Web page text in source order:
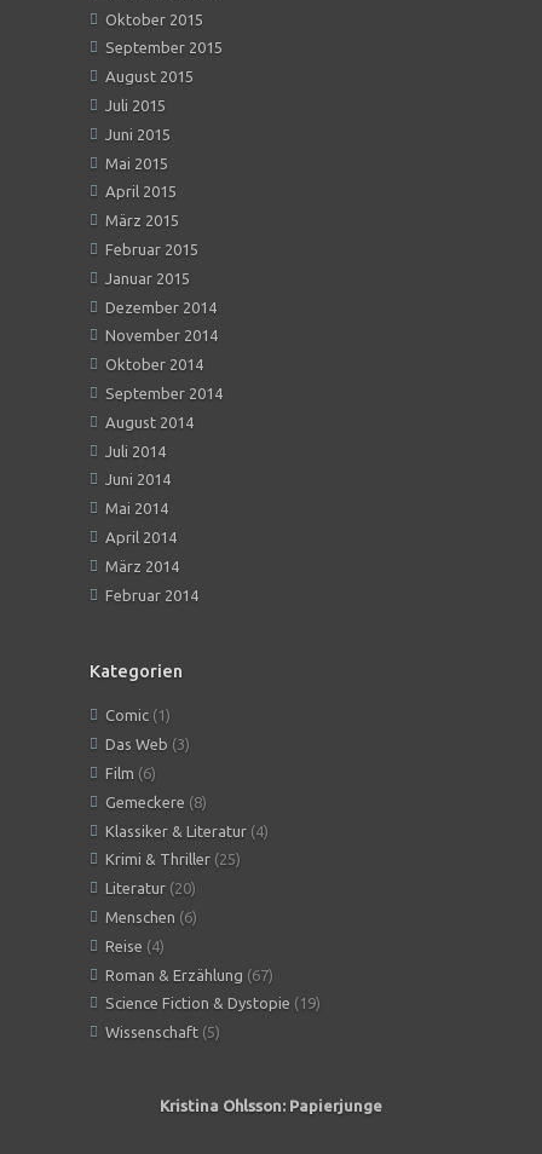
Oktober 2015
September 2015
August 2015
Juli 2015
Juni 2015
Mai 2015
April 2015
März 2015
Februar 2015
Januar 2015
Dezember 2014
November 2014
Oktober 2014
September 2014
August 2014
Juli 2014
Juni 2014
Mai 2014
April 2014
März 2014
Februar 2014
Kategorien
Comic (1)
Das Web (3)
Film (6)
Gemeckere (8)
Klassiker & Literatur (4)
Krimi & Thriller (25)
Literatur (20)
Menschen (6)
Reise (4)
Roman & Erzählung (67)
Science Fiction & Dystopie (19)
Wissenschaft (5)
Kristina Ohlsson: Papierjunge